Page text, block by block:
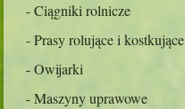
- Ciągniki rolnicze
- Prasy rolujące i kostkujące
- Owijarki
- Maszyny uprawowe